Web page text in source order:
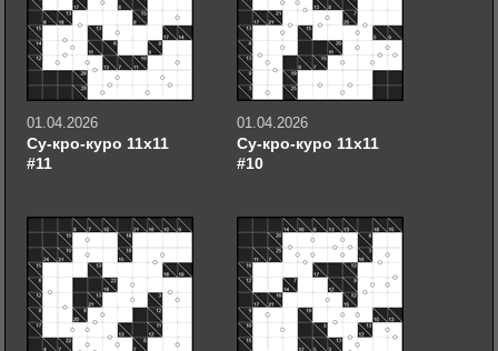
01.04.2026
Су-кро-куро 11х11
#11
01.04.2026
Су-кро-куро 11х11
#10